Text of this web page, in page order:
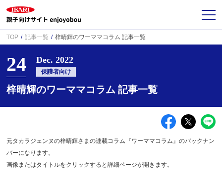
TOP 記事一覧 梓晴輝のワーママコラム 記事一覧
24 Dec. 2022
保護者向け
梓晴輝のワーママコラム 記事一覧
元タカラジェンヌの梓晴輝さまの連載コラム『ワーママコラム』のバックナン
バーになります。
画像またはタイトルをクリックすると詳細ページが開きます。